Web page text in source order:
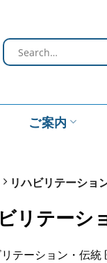
ご案内
リハビリテーショ
リテーシ
テーション・伝統